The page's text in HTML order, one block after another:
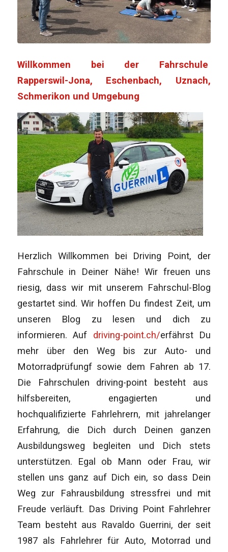
Willkommen bei der Fahrschule
Rapperswil-Jona, Eschenbach, Uznach,
Schmerikon und Umgebung
Herzlich Willkommen bei Driving Point, der
Fahrschule in Deiner Nähe! Wir freuen uns
riesig, dass wir mit unserem Fahrschul-Blog
gestartet sind. Wir hoffen Du findest Zeit, um
unseren Blog zu lesen und dich zu
informieren. Auf driving-point.ch/erfährst Du
mehr über den Weg bis zur Auto- und
Motorradprüfungf sowie dem Fahren ab 17.
Die Fahrschulen driving-point besteht aus
hilfsbereiten, engagierten und
hochqualifizierte Fahrlehrern, mit jahrelanger
Erfahrung, die Dich durch Deinen ganzen
Ausbildungsweg begleiten und Dich stets
unterstützen. Egal ob Mann oder Frau, wir
stellen uns ganz auf Dich ein, so dass Dein
Weg zur Fahrausbildung stressfrei und mit
Freude verläuft. Das Driving Point Fahrlehrer
Team besteht aus Ravaldo Guerrini, der seit
1987 als Fahrlehrer für Auto, Motorrad und